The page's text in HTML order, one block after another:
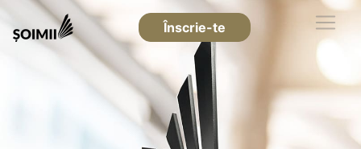
Înscrie-te